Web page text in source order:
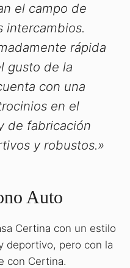
el campo de
intercambios.
rápida
gusto de la
con una
en el
de fabricación
y robustos.»
Auto
Certina con un estilo
deportivo, pero con la
con Certina.